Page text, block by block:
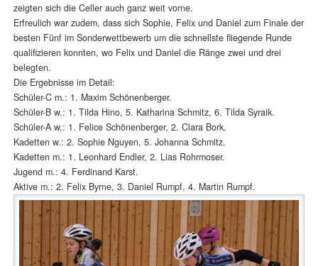
zeigten sich die Celler auch ganz weit vorne.
Erfreulich war zudem, dass sich Sophie, Felix und Daniel zum Finale der
besten Fünf im Sonderwettbewerb um die schnellste fliegende Runde
qualifizieren konnten, wo Felix und Daniel die Ränge zwei und drei
belegten.
Die Ergebnisse im Detail:
Schüler-C m.: 1. Maxim Schönenberger.
Schüler-B w.: 1. Tilda Hino, 5. Katharina Schmitz, 6. Tilda Syraik.
Schüler-A w.: 1. Felice Schönenberger, 2. Clara Bork.
Kadetten w.: 2. Sophie Nguyen, 5. Johanna Schmitz.
Kadetten m.: 1. Leonhard Endler, 2. Lias Rohrmoser.
Jugend m.: 4. Ferdinand Karst.
Aktive m.: 2. Felix Byrne, 3. Daniel Rumpf, 4. Martin Rumpf.